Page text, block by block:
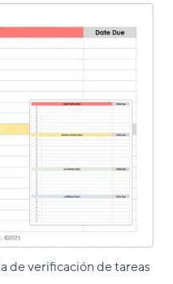
de verificación de tareas